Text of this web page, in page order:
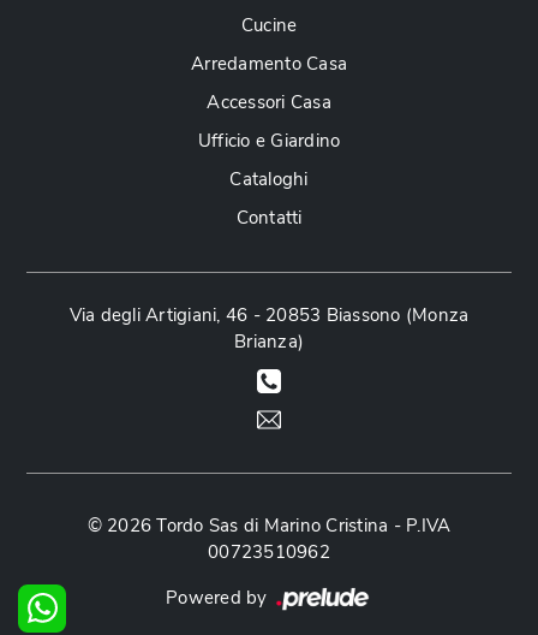
Cucine
Arredamento Casa
Accessori Casa
Ufficio e Giardino
Cataloghi
Contatti
Via degli Artigiani, 46 - 20853 Biassono (Monza
Brianza)
© 2026 Tordo Sas di Marino Cristina - P.IVA
00723510962
Powered by